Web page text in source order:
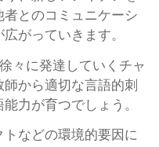
とのコミュニケーシ
がっていきます。
々に発達していくチャ
から適切な言語的刺
力が育つでしょう。
などの環境的要因に